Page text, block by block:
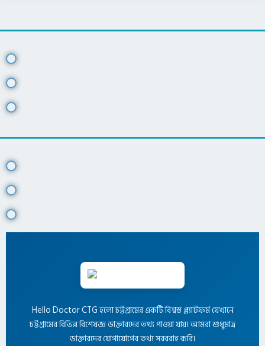
Hello Doctor CTG হলো চট্টগ্রামের একটি বিশ্বস্ত প্ল্যাটফর্ম যেখানে
চট্টগ্রামের বিভিন্ন বিশেষজ্ঞ ডাক্তারদের তথ্য পাওয়া যায়। আমরা শুধুমাত্র
ডাক্তারদের যোগাযোগের তথ্য সরবরাহ করি।